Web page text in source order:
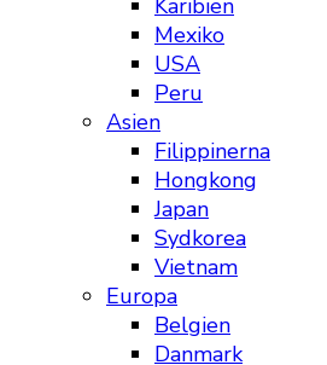
Karibien
Mexiko
USA
Peru
Asien
Filippinerna
Hongkong
Japan
Sydkorea
Vietnam
Europa
Belgien
Danmark